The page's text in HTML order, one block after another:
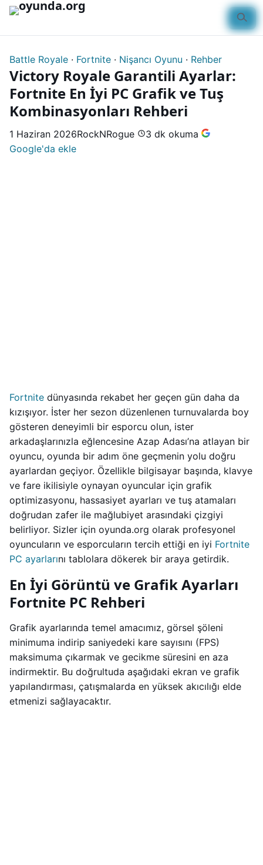
İçeriğe geç
Battle Royale · Fortnite · Nişancı Oyunu · Rehber
Victory Royale Garantili Ayarlar:
Fortnite En İyi PC Grafik ve Tuş
Kombinasyonları Rehberi
1 Haziran 2026RockNRogue
3 dk okuma
Google'da ekle
Fortnite dünyasında rekabet her geçen gün daha da
kızışıyor. İster her sezon düzenlenen turnuvalarda boy
gösteren deneyimli bir esporcu olun, ister
arkadaşlarınızla eğlencesine Azap Adası’na atlayan bir
oyuncu, oyunda bir adım öne geçmenin yolu doğru
ayarlardan geçiyor. Özellikle bilgisayar başında, klavye
ve fare ikilisiyle oynayan oyuncular için grafik
optimizasyonu, hassasiyet ayarları ve tuş atamaları
doğrudan zafer ile mağlubiyet arasındaki çizgiyi
belirliyor. Sizler için oyunda.org olarak profesyonel
oyuncuların ve esporcuların tercih ettiği en iyi Fortnite
PC ayarlarını tablolara dökerek bir araya getirdik.
En İyi Görüntü ve Grafik Ayarları
Fortnite PC Rehberi
Grafik ayarlarında temel amacımız, görsel şöleni
minimuma indirip saniyedeki kare sayısını (FPS)
maksimuma çıkarmak ve gecikme süresini en aza
indirmektir. Bu doğrultuda aşağıdaki ekran ve grafik
yapılandırması, çatışmalarda en yüksek akıcılığı elde
etmenizi sağlayacaktır.
8.0